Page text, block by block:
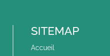
SITEMAP
Accueil